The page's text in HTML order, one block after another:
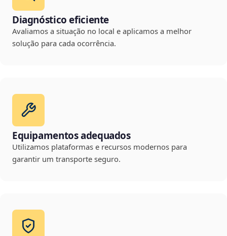
Diagnóstico eficiente
Avaliamos a situação no local e aplicamos a melhor
solução para cada ocorrência.
Equipamentos adequados
Utilizamos plataformas e recursos modernos para
garantir um transporte seguro.